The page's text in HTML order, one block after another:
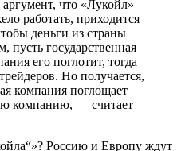
что «Лукойл»
работать, приходится
деньги из страны
пусть государственная
его поглотит, тогда
Но получается,
компания поглощает
компанию, — считает